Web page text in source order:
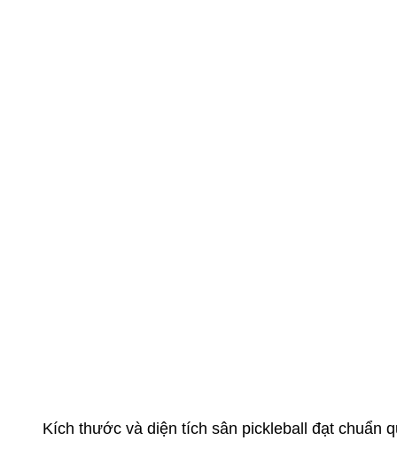
Kích thước và diện tích sân pickleball đạt chuẩn